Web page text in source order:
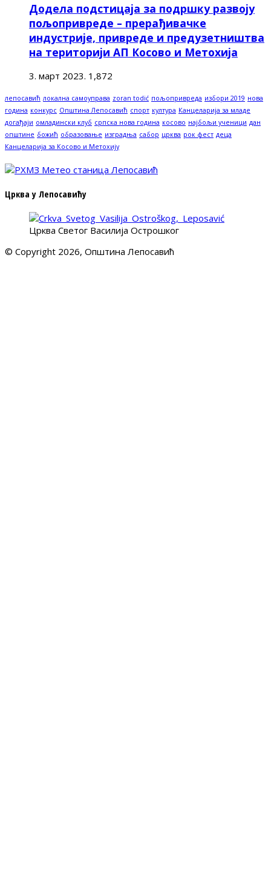
Додела подстицаја за подршку развоју
пољопривреде – прерађивачке
индустрије, привреде и предузетништва
на територији АП Косово и Метохија
3. март 2023. 1,872
лепосавић локална самоуправа zoran todić пољопривреда избори 2019 нова
година конкурс Општина Лепосавић спорт култура Канцеларија за младе
догађаји омладински клуб српска нова година косово најбољи ученици дан
општине божић образовање изградња сабор црква рок фест деца
Канцеларија за Косово и Метохију
Црква у Лепосавићу
Црква Светог Василија Острошког
© Copyright 2026, Општина Лепосавић